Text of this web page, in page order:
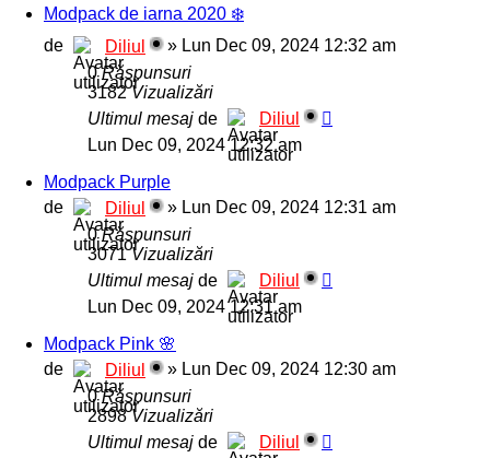
Modpack de iarna 2020 ❄️
de
Diliul » Lun Dec 09, 2024 12:32 am
0Răspunsuri
3182Vizualizări
Ultimul mesaj de
Diliul
Lun Dec 09, 2024 12:32 am
Modpack Purple
de
Diliul » Lun Dec 09, 2024 12:31 am
0Răspunsuri
3071Vizualizări
Ultimul mesaj de
Diliul
Lun Dec 09, 2024 12:31 am
Modpack Pink 🌸
de
Diliul » Lun Dec 09, 2024 12:30 am
0Răspunsuri
2898Vizualizări
Ultimul mesaj de
Diliul